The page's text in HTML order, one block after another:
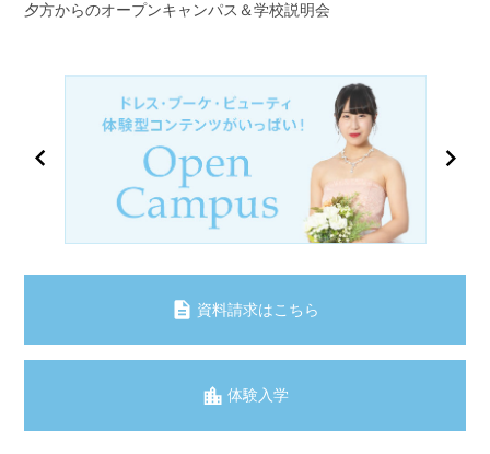
夕方からのオープンキャンパス＆学校説明会
資料請求はこちら
体験入学